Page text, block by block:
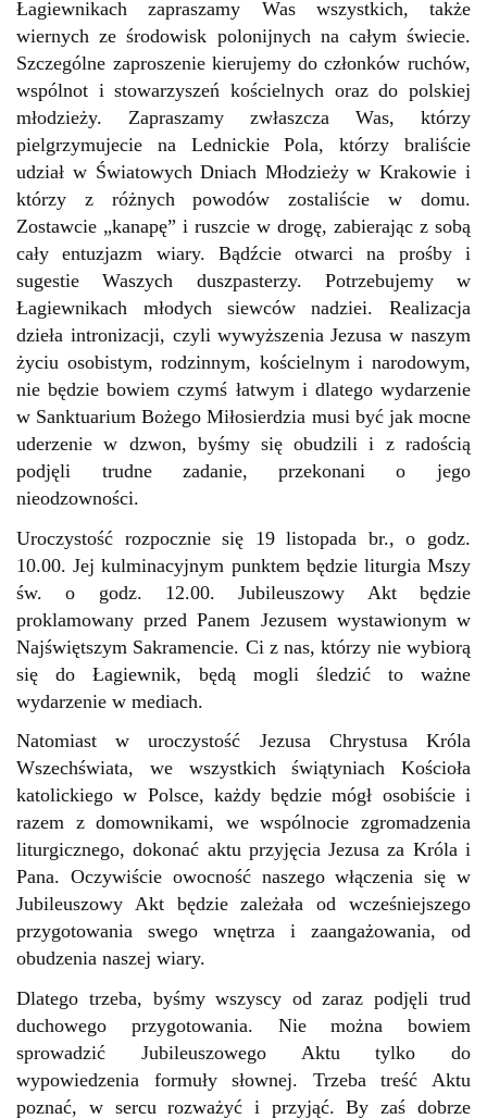
Łagiewnikach zapraszamy Was wszystkich, także
wiernych ze środowisk polonijnych na całym świecie.
Szczególne zaproszenie kierujemy do członków ruchów,
wspólnot i stowarzyszeń kościelnych oraz do polskiej
młodzieży. Zapraszamy zwłaszcza Was, którzy
pielgrzymujecie na Lednickie Pola, którzy braliście
udział w Światowych Dniach Młodzieży w Krakowie i
którzy z różnych powodów zostaliście w domu.
Zostawcie „kanapę” i ruszcie w drogę, zabierając z sobą
cały entuzjazm wiary. Bądźcie otwarci na prośby i
sugestie Waszych duszpasterzy. Potrzebujemy w
Łagiewnikach młodych siewców nadziei. Realizacja
dzieła intronizacji, czyli wywyższenia Jezusa w naszym
życiu osobistym, rodzinnym, kościelnym i narodowym,
nie będzie bowiem czymś łatwym i dlatego wydarzenie
w Sanktuarium Bożego Miłosierdzia musi być jak mocne
uderzenie w dzwon, byśmy się obudzili i z radością
podjęli trudne zadanie, przekonani o jego
nieodzowności.
Uroczystość rozpocznie się 19 listopada br., o godz.
10.00. Jej kulminacyjnym punktem będzie liturgia Mszy
św. o godz. 12.00. Jubileuszowy Akt będzie
proklamowany przed Panem Jezusem wystawionym w
Najświętszym Sakramencie. Ci z nas, którzy nie wybiorą
się do Łagiewnik, będą mogli śledzić to ważne
wydarzenie w mediach.
Natomiast w uroczystość Jezusa Chrystusa Króla
Wszechświata, we wszystkich świątyniach Kościoła
katolickiego w Polsce, każdy będzie mógł osobiście i
razem z domownikami, we wspólnocie zgromadzenia
liturgicznego, dokonać aktu przyjęcia Jezusa za Króla i
Pana. Oczywiście owocność naszego włączenia się w
Jubileuszowy Akt będzie zależała od wcześniejszego
przygotowania swego wnętrza i zaangażowania, od
obudzenia naszej wiary.
Dlatego trzeba, byśmy wszyscy od zaraz podjęli trud
duchowego przygotowania. Nie można bowiem
sprowadzić Jubileuszowego Aktu tylko do
wypowiedzenia formuły słownej. Trzeba treść Aktu
poznać, w sercu rozważyć i przyjąć. By zaś dobrze